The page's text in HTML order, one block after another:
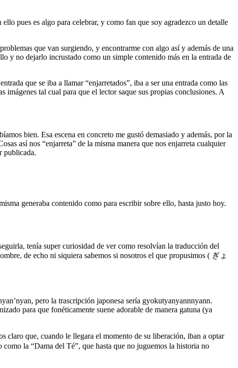
pues es algo para celebrar, y como fan que soy agradezco un detalle
que van surgiendo, y encontrarme con algo así y además de una
y no dejarlo incrustado como un simple contenido más en la entrada de
que se iba a llamar “enjarretados”, iba a ser una entrada como las
imágenes tal cual para que el lector saque sus propias conclusiones. A
bien. Esa escena en concreto me gustó demasiado y además, por la
así nos “enjarreta” de la misma manera que nos enjarreta cualquier
publicada.
generaba contenido como para escribir sobre ello, hasta justo hoy.
tenía super curiosidad de ver como resolvían la traducción del
de echo ni siquiera sabemos si nosotros el que propusimos ( ぎょ
pero la trascripción japonesa sería gyokutyanyannnyann.
para que fonéticamente suene adorable de manera gatuna (ya
que, cuando le llegara el momento de su liberación, iban a optar
la “Dama del Té”, que hasta que no juguemos la historia no